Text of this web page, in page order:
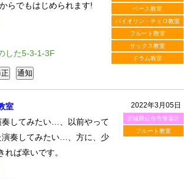
ベース教室
バイオリン・チェロ教室
フルート教室
サックス教室
ドラム教室
らでもはじめられます!
した5-3-1-3F
2022年3月05日
宮城県仙台市青葉区
フルート教室
室
奏してみたい…、以前やって
演奏してみたい…、方に、少
れば幸いです。